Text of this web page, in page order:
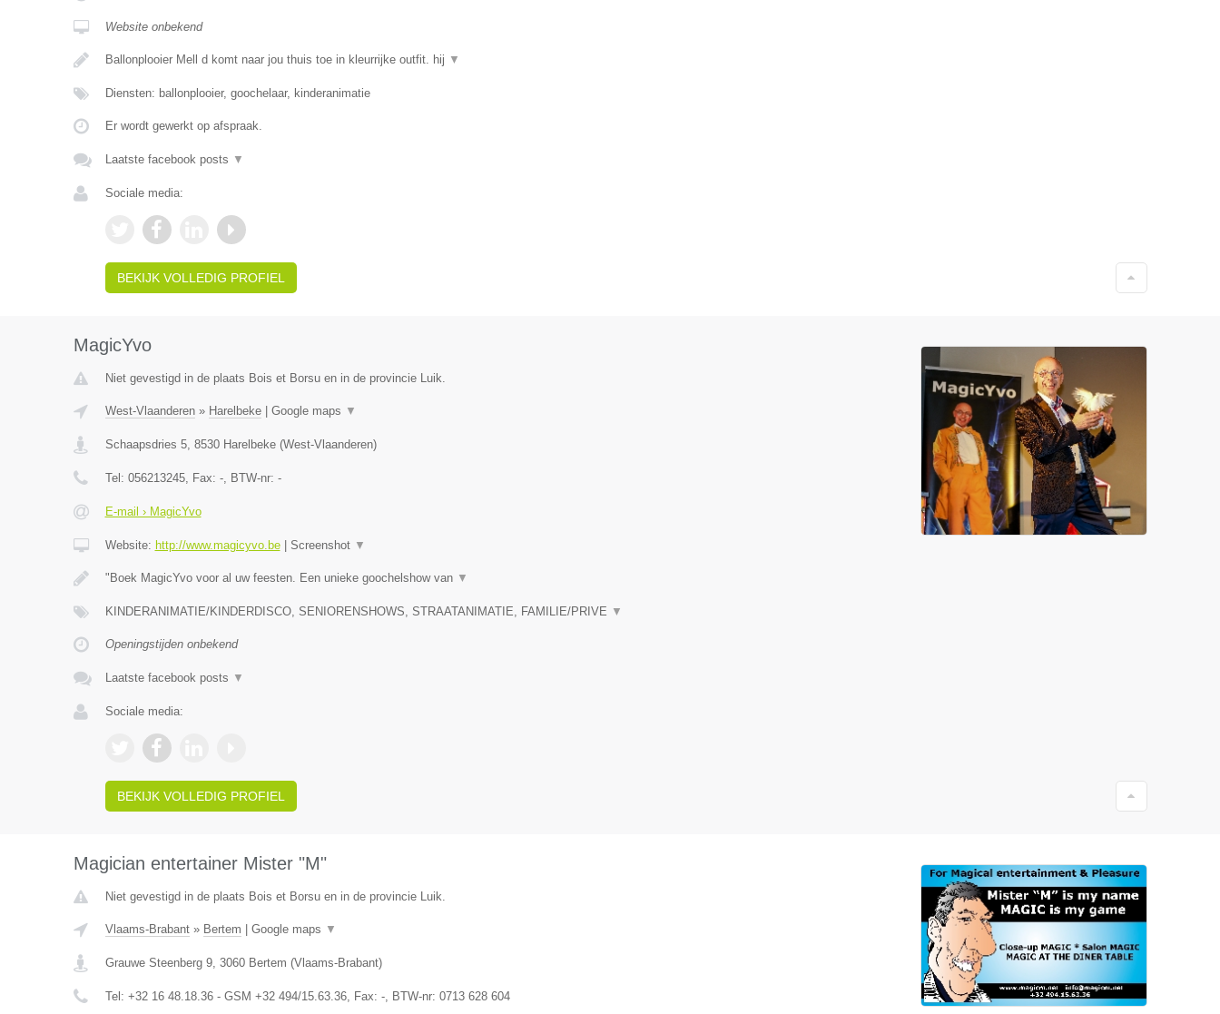
Website onbekend
Ballonplooier Mell d komt naar jou thuis toe in kleurrijke outfit. hij ▼
Diensten: ballonplooier, goochelaar, kinderanimatie
Er wordt gewerkt op afspraak.
Laatste facebook posts ▼
Sociale media:
BEKIJK VOLLEDIG PROFIEL
MagicYvo
Niet gevestigd in de plaats Bois et Borsu en in de provincie Luik.
West-Vlaanderen» Harelbeke| Google maps ▼
Schaapsdries 5, 8530 Harelbeke(West-Vlaanderen)
Tel: 056213245, Fax: -, BTW-nr: -
E-mail › MagicYvo
Website: http://www.magicyvo.be| Screenshot ▼
"Boek MagicYvo voor al uw feesten. Een unieke goochelshow van ▼
KINDERANIMATIE/KINDERDISCO, SENIORENSHOWS, STRAATANIMATIE, FAMILIE/PRIVE ▼
Openingstijden onbekend
Laatste facebook posts ▼
Sociale media:
BEKIJK VOLLEDIG PROFIEL
Magician entertainer Mister "M"
Niet gevestigd in de plaats Bois et Borsu en in de provincie Luik.
Vlaams-Brabant» Bertem Google maps ▼
Grauwe Steenberg 9, 3060 Bertem (Vlaams-Brabant)
Tel: +32 16 48.18.36 - GSM +32 494/15.63.36, Fax: -, BTW-nr: 0713 628 604